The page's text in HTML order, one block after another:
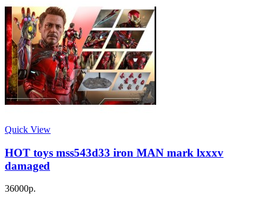
Quick View
HOT toys mss543d33 iron MAN mark lxxxv
damaged
36000р.